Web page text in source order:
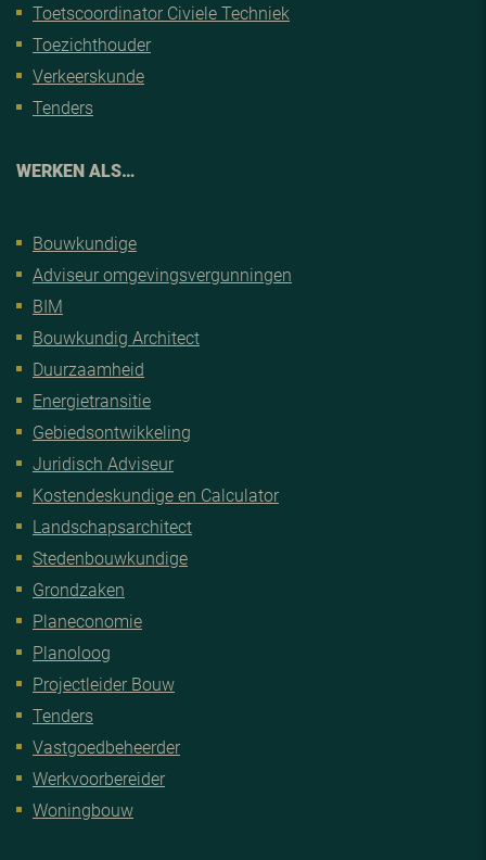
Toetscoordinator Civiele Techniek
Toezichthouder
Verkeerskunde
Tenders
WERKEN ALS…
Bouwkundige
Adviseur omgevingsvergunningen
BIM
Bouwkundig Architect
Duurzaamheid
Energietransitie
Gebiedsontwikkeling
Juridisch Adviseur
Kostendeskundige en Calculator
Landschapsarchitect
Stedenbouwkundige
Grondzaken
Planeconomie
Planoloog
Projectleider Bouw
Tenders
Vastgoedbeheerder
Werkvoorbereider
Woningbouw